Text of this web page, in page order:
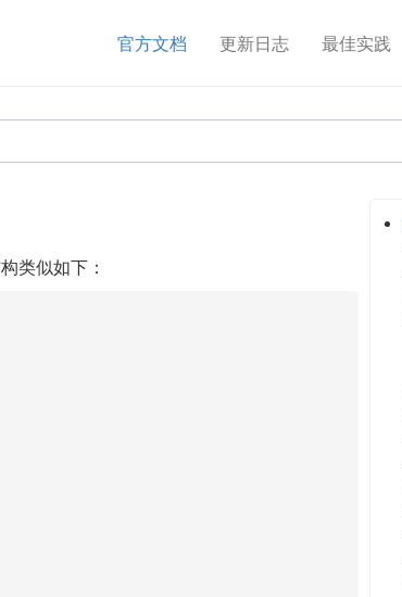
官方文档 更新日志 最佳实践
类似如下：